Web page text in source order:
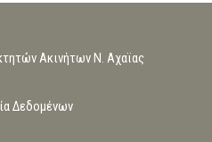
Ακινήτων Ν. Αχαϊας
Δεδομένων